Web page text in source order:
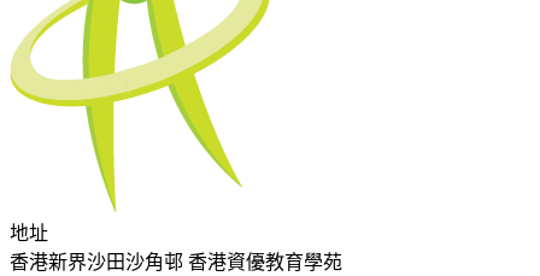
地址
香港新界沙田沙角邨 香港資優教育學苑